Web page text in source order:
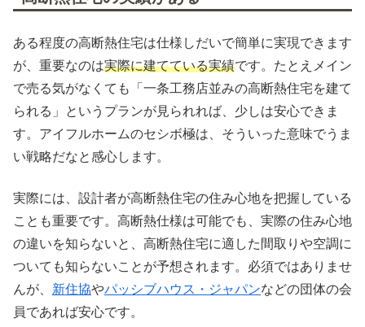
ある程度の高断熱住宅は仕様しだいで簡単に実現できます
が、重要なのは実際に建てている実績です。たとえメイン
で売る気がなくても「一条工務店並みの高断熱住宅を建て
られる」というプランが見られれば、少しは安心できま
す。アイフルホームのセシボ極は、そういった意味でうま
い戦略だなと感心します。
実際には、設計者が高断熱住宅の住み心地を把握している
ことも重要です。高断熱仕様は可能でも、実際の住み心地
の違いを知らないと、高断熱住宅に適した間取りや空調に
ついても知らないことが予想されます。必須ではありませ
んが、 新住協やパッシブハウス・ジャパンなどの団体の会
員であれば安心です。